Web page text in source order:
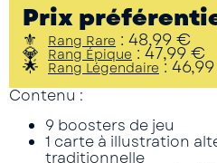
Prix
Rang Rare : 48,99€
Rang Épique : 47,99€
Rang Légendaire : 46,99
Contenu :
9 boosters de jeu
1 carte à illustration
traditionnelle